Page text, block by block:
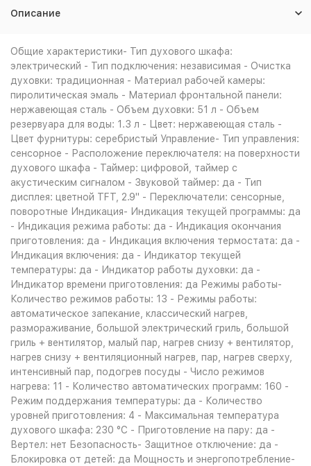
Описание
Общие характеристики- Тип духового шкафа:
электрический - Тип подключения: независимая - Очистка
духовки: традиционная - Материал рабочей камеры:
пиролитическая эмаль - Материал фронтальной панели:
нержавеющая сталь - Объем духовки: 51 л - Объем
резервуара для воды: 1.3 л - Цвет: нержавеющая сталь -
Цвет фурнитуры: серебристый Управление- Тип управления:
сенсорное - Расположение переключателя: на поверхности
духового шкафа - Таймер: цифровой, таймер с
акустическим сигналом - Звуковой таймер: да - Тип
дисплея: цветной TFT, 2.9" - Переключатели: сенсорные,
поворотные Индикация- Индикация текущей программы: да
- Индикация режима работы: да - Индикация окончания
приготовления: да - Индикация включения термостата: да -
Индикация включения: да - Индикатор текущей
температуры: да - Индикатор работы духовки: да -
Индикатор времени приготовления: да Режимы работы-
Количество режимов работы: 13 - Режимы работы:
автоматическое запекание, классический нагрев,
размораживание, большой электрический гриль, большой
гриль + вентилятор, малый пар, нагрев снизу + вентилятор,
нагрев снизу + вентиляционный нагрев, пар, нагрев сверху,
интенсивный пар, подогрев посуды - Число режимов
нагрева: 11 - Количество автоматических программ: 160 -
Режим поддержания температуры: да - Количество
уровней приготовления: 4 - Максимальная температура
духового шкафа: 230 °С - Приготовление на пару: да -
Вертел: нет Безопасность- Защитное отключение: да -
Блокировка от детей: да Мощность и энергопотребление-